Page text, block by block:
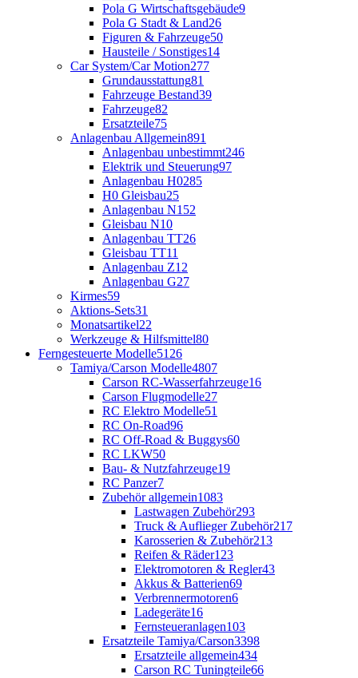
Pola G Wirtschaftsgebäude9
Pola G Stadt & Land26
Figuren & Fahrzeuge50
Hausteile / Sonstiges14
Car System/Car Motion277
Grundausstattung81
Fahrzeuge Bestand39
Fahrzeuge82
Ersatzteile75
Anlagenbau Allgemein891
Anlagenbau unbestimmt246
Elektrik und Steuerung97
Anlagenbau H0285
H0 Gleisbau25
Anlagenbau N152
Gleisbau N10
Anlagenbau TT26
Gleisbau TT11
Anlagenbau Z12
Anlagenbau G27
Kirmes59
Aktions-Sets31
Monatsartikel22
Werkzeuge & Hilfsmittel80
Ferngesteuerte Modelle5126
Tamiya/Carson Modelle4807
Carson RC-Wasserfahrzeuge16
Carson Flugmodelle27
RC Elektro Modelle51
RC On-Road96
RC Off-Road & Buggys60
RC LKW50
Bau- & Nutzfahrzeuge19
RC Panzer7
Zubehör allgemein1083
Lastwagen Zubehör293
Truck & Auflieger Zubehör217
Karosserien & Zubehör213
Reifen & Räder123
Elektromotoren & Regler43
Akkus & Batterien69
Verbrennermotoren6
Ladegeräte16
Fernsteueranlagen103
Ersatzteile Tamiya/Carson3398
Ersatzteile allgemein434
Carson RC Tuningteile66